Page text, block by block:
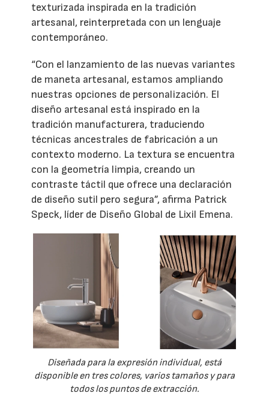
texturizada inspirada en la tradición
artesanal, reinterpretada con un lenguaje
contemporáneo.
“Con el lanzamiento de las nuevas variantes
de maneta artesanal, estamos ampliando
nuestras opciones de personalización. El
diseño artesanal está inspirado en la
tradición manufacturera, traduciendo
técnicas ancestrales de fabricación a un
contexto moderno. La textura se encuentra
con la geometría limpia, creando un
contraste táctil que ofrece una declaración
de diseño sutil pero segura”, afirma Patrick
Speck, líder de Diseño Global de Lixil Emena.
Diseñada para la expresión individual, está
disponible en tres colores, varios tamaños y para
todos los puntos de extracción.